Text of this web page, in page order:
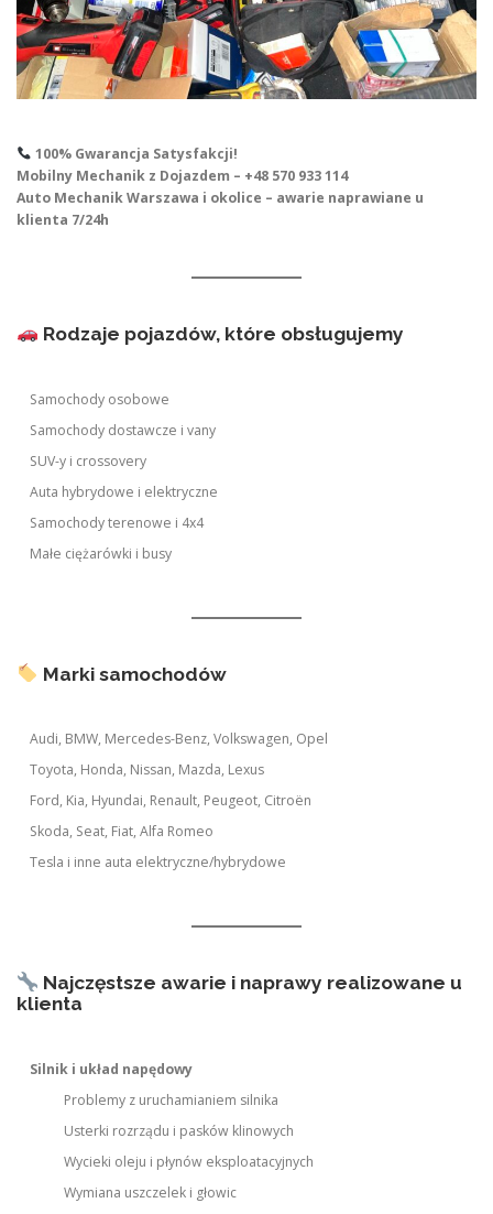
100% Gwarancja Satysfakcji!
Mobilny Mechanik z Dojazdem – +48 570 933 114
Auto Mechanik Warszawa i okolice – awarie naprawiane u
klienta 7/24h
Rodzaje pojazdów, które obsługujemy
Samochody osobowe
Samochody dostawcze i vany
SUV-y i crossovery
Auta hybrydowe i elektryczne
Samochody terenowe i 4x4
Małe ciężarówki i busy
Marki samochodów
Audi, BMW, Mercedes-Benz, Volkswagen, Opel
Toyota, Honda, Nissan, Mazda, Lexus
Ford, Kia, Hyundai, Renault, Peugeot, Citroën
Skoda, Seat, Fiat, Alfa Romeo
Tesla i inne auta elektryczne/hybrydowe
Najczęstsze awarie i naprawy realizowane u
klienta
Silnik i układ napędowy
Problemy z uruchamianiem silnika
Usterki rozrządu i pasków klinowych
Wycieki oleju i płynów eksploatacyjnych
Wymiana uszczelek i głowic